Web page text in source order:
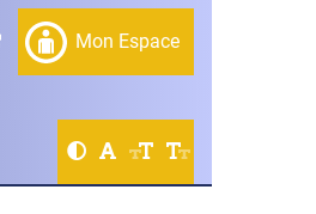
Mon Espace